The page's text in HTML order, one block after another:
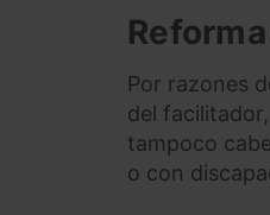
Por razones
del
tampoco
o con